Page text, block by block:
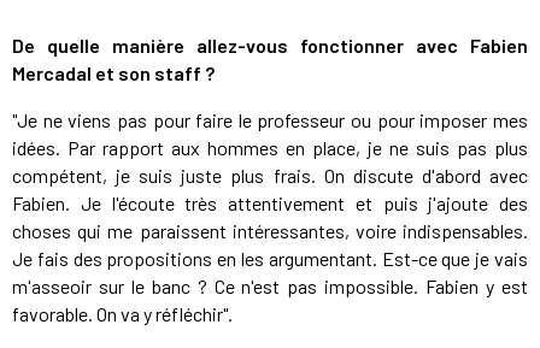
De quelle manière allez-vous fonctionner avec Fabien
Mercadal et son staff ?
"Je ne viens pas pour faire le professeur ou pour imposer mes
idées. Par rapport aux hommes en place, je ne suis pas plus
compétent, je suis juste plus frais. On discute d'abord avec
Fabien. Je l'écoute très attentivement et puis j'ajoute des
choses qui me paraissent intéressantes, voire indispensables.
Je fais des propositions en les argumentant. Est-ce que je vais
m'asseoir sur le banc ? Ce n'est pas impossible. Fabien y est
favorable. On va y réfléchir".